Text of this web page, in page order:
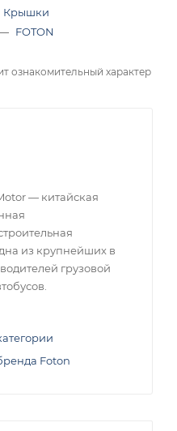
Крышки
FOTON
ознакомительный характер
— китайская
из крупнейших в
грузовой
Foton